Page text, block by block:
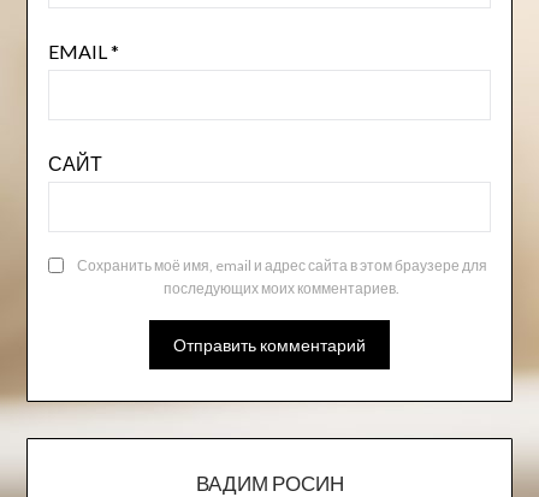
EMAIL *
САЙТ
Сохранить моё имя, email и адрес сайта в этом браузере для
последующих моих комментариев.
ВАДИМ РОСИН